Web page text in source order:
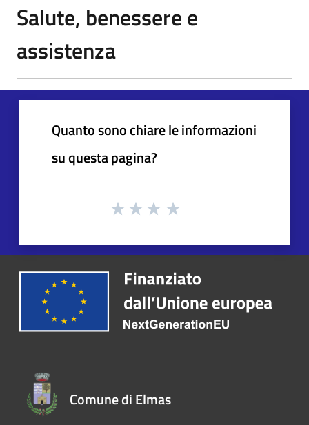
Salute, benessere e
assistenza
Quanto sono chiare le informazioni
su questa pagina?
Comune di Elmas